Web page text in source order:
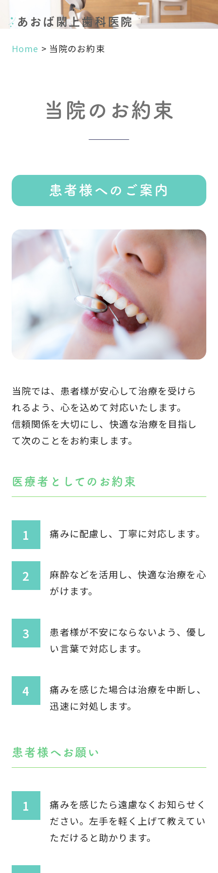
Home > 当院のお約束
当院のお約束
患者様へのご案内
当院では、患者様が安心して治療を受けら
れるよう、心を込めて対応いたします。
信頼関係を大切にし、快適な治療を目指し
て次のことをお約束します。
医療者としてのお約束
痛みに配慮し、丁寧に対応します。
麻酔などを活用し、快適な治療を心
がけます。
患者様が不安にならないよう、優し
い言葉で対応します。
痛みを感じた場合は治療を中断し、
迅速に対処します。
患者様へお願い
痛みを感じたら遠慮なくお知らせく
ださい。左手を軽く上げて教えてい
ただけると助かります。